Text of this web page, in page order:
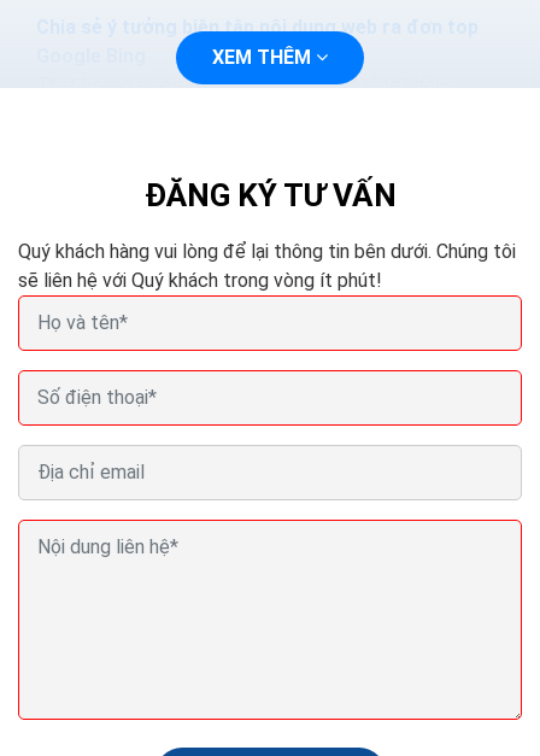
Chia sẻ ý tưởng biên tập nội dung web ra đơn top
Thật hoang mang khi tôi vừa nói ở trên rằng không
XEM THÊM
ĐĂNG KÝ TƯ VẤN
Quý khách hàng vui lòng để lại thông tin bên dưới. Chúng tôi
sẽ liên hệ với Quý khách trong vòng ít phút!